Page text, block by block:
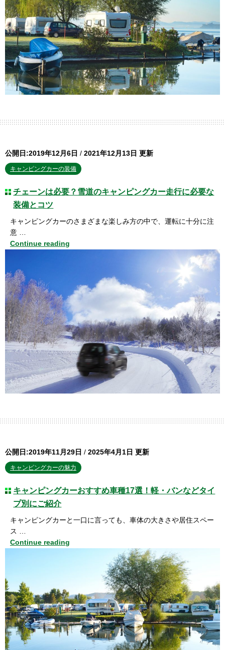
公開日:2019年12月6日 / 2021年12月13日 更新
キャンピングカーの装備
チェーンは必要？雪道のキャンピングカー走行に必要な
装備とコツ
キャンピングカーのさまざまな楽しみ方の中で、運転に十分に注
意 …
Continue reading
公開日:2019年11月29日 / 2025年4月1日 更新
キャンピングカーの魅力
キャンピングカーおすすめ車種17選！軽・バンなどタイ
プ別にご紹介
キャンピングカーと一口に言っても、車体の大きさや居住スペー
ス …
Continue reading